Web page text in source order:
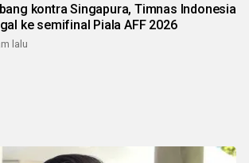
kontra Singapura, Timnas Indonesia
ke semifinal Piala AFF 2026
lalu